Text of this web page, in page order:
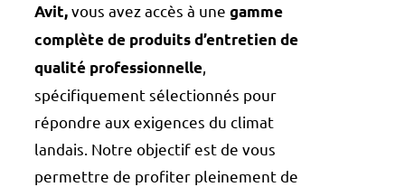
Avit,vous avez accès à une gamme
complète de produits d’entretien de
qualité professionnelle
spécifiquement sélectionnés pour
répondre aux exigences du climat
landais. Notre objectif est de vous
permettre de profiter pleinement de